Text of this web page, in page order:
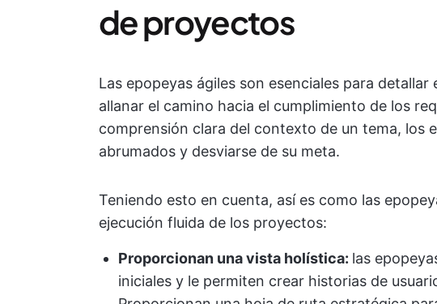
de proyectos
Las epopeyas ágiles son esenciales para
allanar el camino hacia el cumplimiento de los
comprensión clara del contexto de un tema, los
abrumados y desviarse de su meta.
Teniendo esto en cuenta, así es como las
ejecución fluida de los proyectos:
Proporcionan una vista holística: las
iniciales y le permiten crear historias de